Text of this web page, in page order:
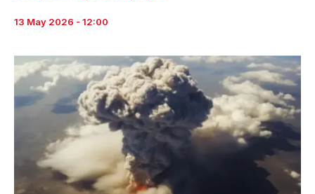
13 May 2026 - 12:00